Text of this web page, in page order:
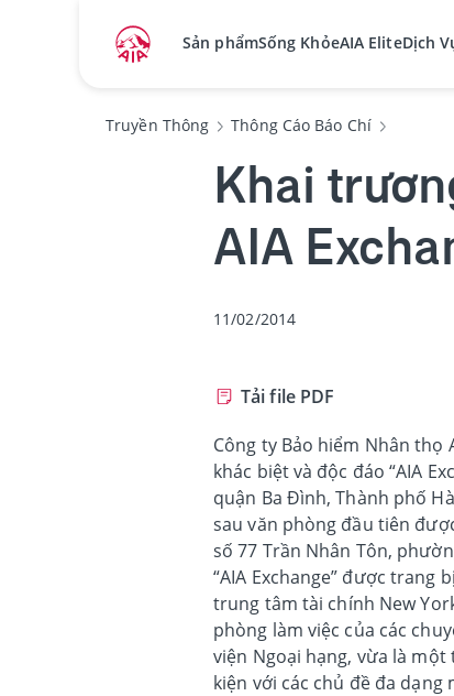
Sản phẩmSống KhỏeAIA EliteDịch
Truyền Thông Thông Cáo Báo Chí
Khai
AIA
11/02/2014
Tải file PDF
Công ty Bảo hiểm Nhân
khác biệt và độc đáo “AIA
quận Ba Đình, Thành phố
sau văn phòng đầu tiên
số 77 Trần Nhân Tôn,
“AIA Exchange” được
trung tâm tài chính New
phòng làm việc của các
viện Ngoại hạng, vừa là
kiện với các chủ đề đa dạng